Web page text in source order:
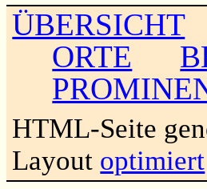
ÜBERSICHT
ORTE
HTML-Seite
Layout optimiert